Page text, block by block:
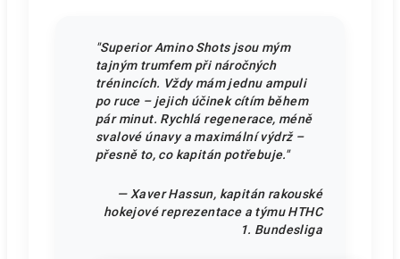
"Superior Amino Shots jsou mým
tajným trumfem při náročných
trénincích. Vždy mám jednu ampuli
po ruce – jejich účinek cítím během
pár minut. Rychlá regenerace, méně
svalové únavy a maximální výdrž –
přesně to, co kapitán potřebuje."
— Xaver Hassun, kapitán rakouské
hokejové reprezentace a týmu HTHC
1. Bundesliga